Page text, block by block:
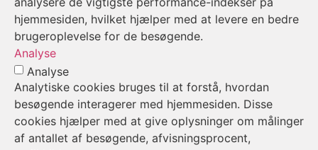
hjemmesiden, hvilket hjælper med at levere en bedre
brugeroplevelse for de besøgende.
Analyse
Analyse
Analytiske cookies bruges til at forstå, hvordan
besøgende interagerer med hjemmesiden. Disse
cookies hjælper med at give oplysninger om målinger
af antallet af besøgende, afvisningsprocent,